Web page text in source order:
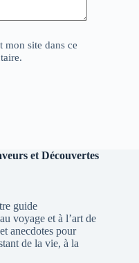
mon site dans ce
et Découvertes
guide
voyage et à l’art de
anecdotes pour
de la vie, à la